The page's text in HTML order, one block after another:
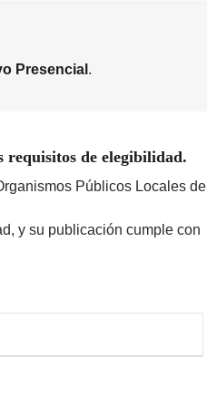
Presencial .
requisitos de elegibilidad.
Públicos Locales de
y su publicación cumple con